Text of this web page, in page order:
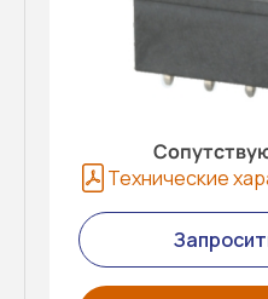
Технические